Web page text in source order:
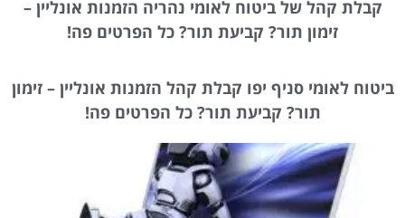
קבלת קהל של ביטוח לאומי נהריה הזמנות אונליין –
זימון תור? קביעת תור? כל הפרטים פה!
ביטוח לאומי סניף יפו קבלת קהל הזמנות אונליין – זימון
תור? קביעת תור? כל הפרטים פה!